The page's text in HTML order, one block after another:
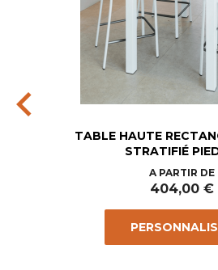
chevron_left
TABLE HAUTE
STRATIFIÉ
Prix
A PARTIR DE
404,00 €